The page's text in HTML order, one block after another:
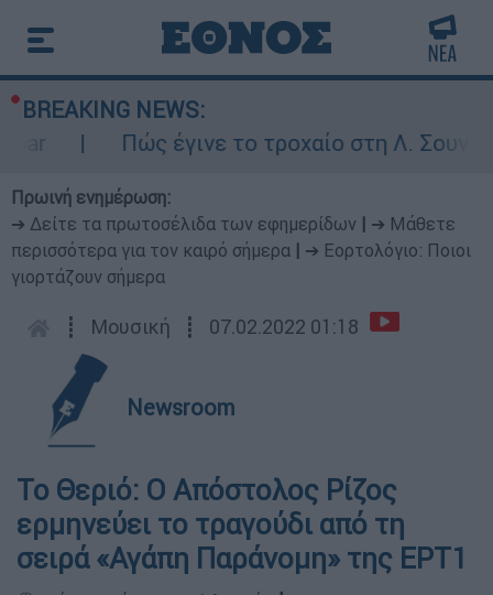
BREAKING NEWS:
Πώς έγινε το τροχαίο στη Λ.
Πρωινή ενημέρωση:
➔ Δείτε τα πρωτοσέλιδα των εφημερίδων
➔ Μάθετε
περισσότερα για τον καιρό σήμερα
➔ Εορτολόγιο: Ποιοι
γιορτάζουν σήμερα
┋ Μουσική ┋ 07.02.2022 01:18
Newsroom
Το Θεριό: Ο Απόστολος Ρίζος
ερμηνεύει το τραγούδι από τη
σειρά «Αγάπη Παράνομη» της ΕΡΤ1